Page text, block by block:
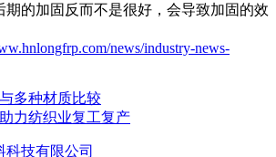
期的加固反而不是很好，会导致加固的效
news/industry-news-
多种材质比较
力纺织业复工复产